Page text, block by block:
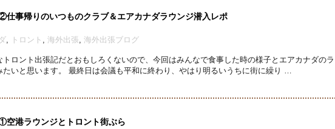
事帰りのいつものクラブ＆エアカナダラウンジ潜入レポ
トロント 海外出張 海外出張ブログ
ロント出張記だとおもしろくないので、今回はみんなで食事した時の様子とエアカナダのラ
いと思います。 最終日は会議も平和に終わり、やはり明るいうちに街に繰り …
空港ラウンジとトロント街ぶら